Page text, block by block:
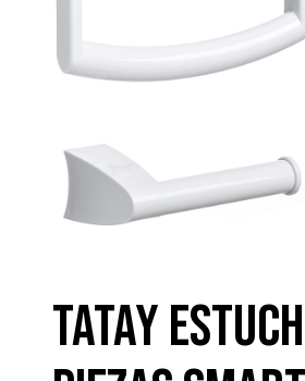
TATAY